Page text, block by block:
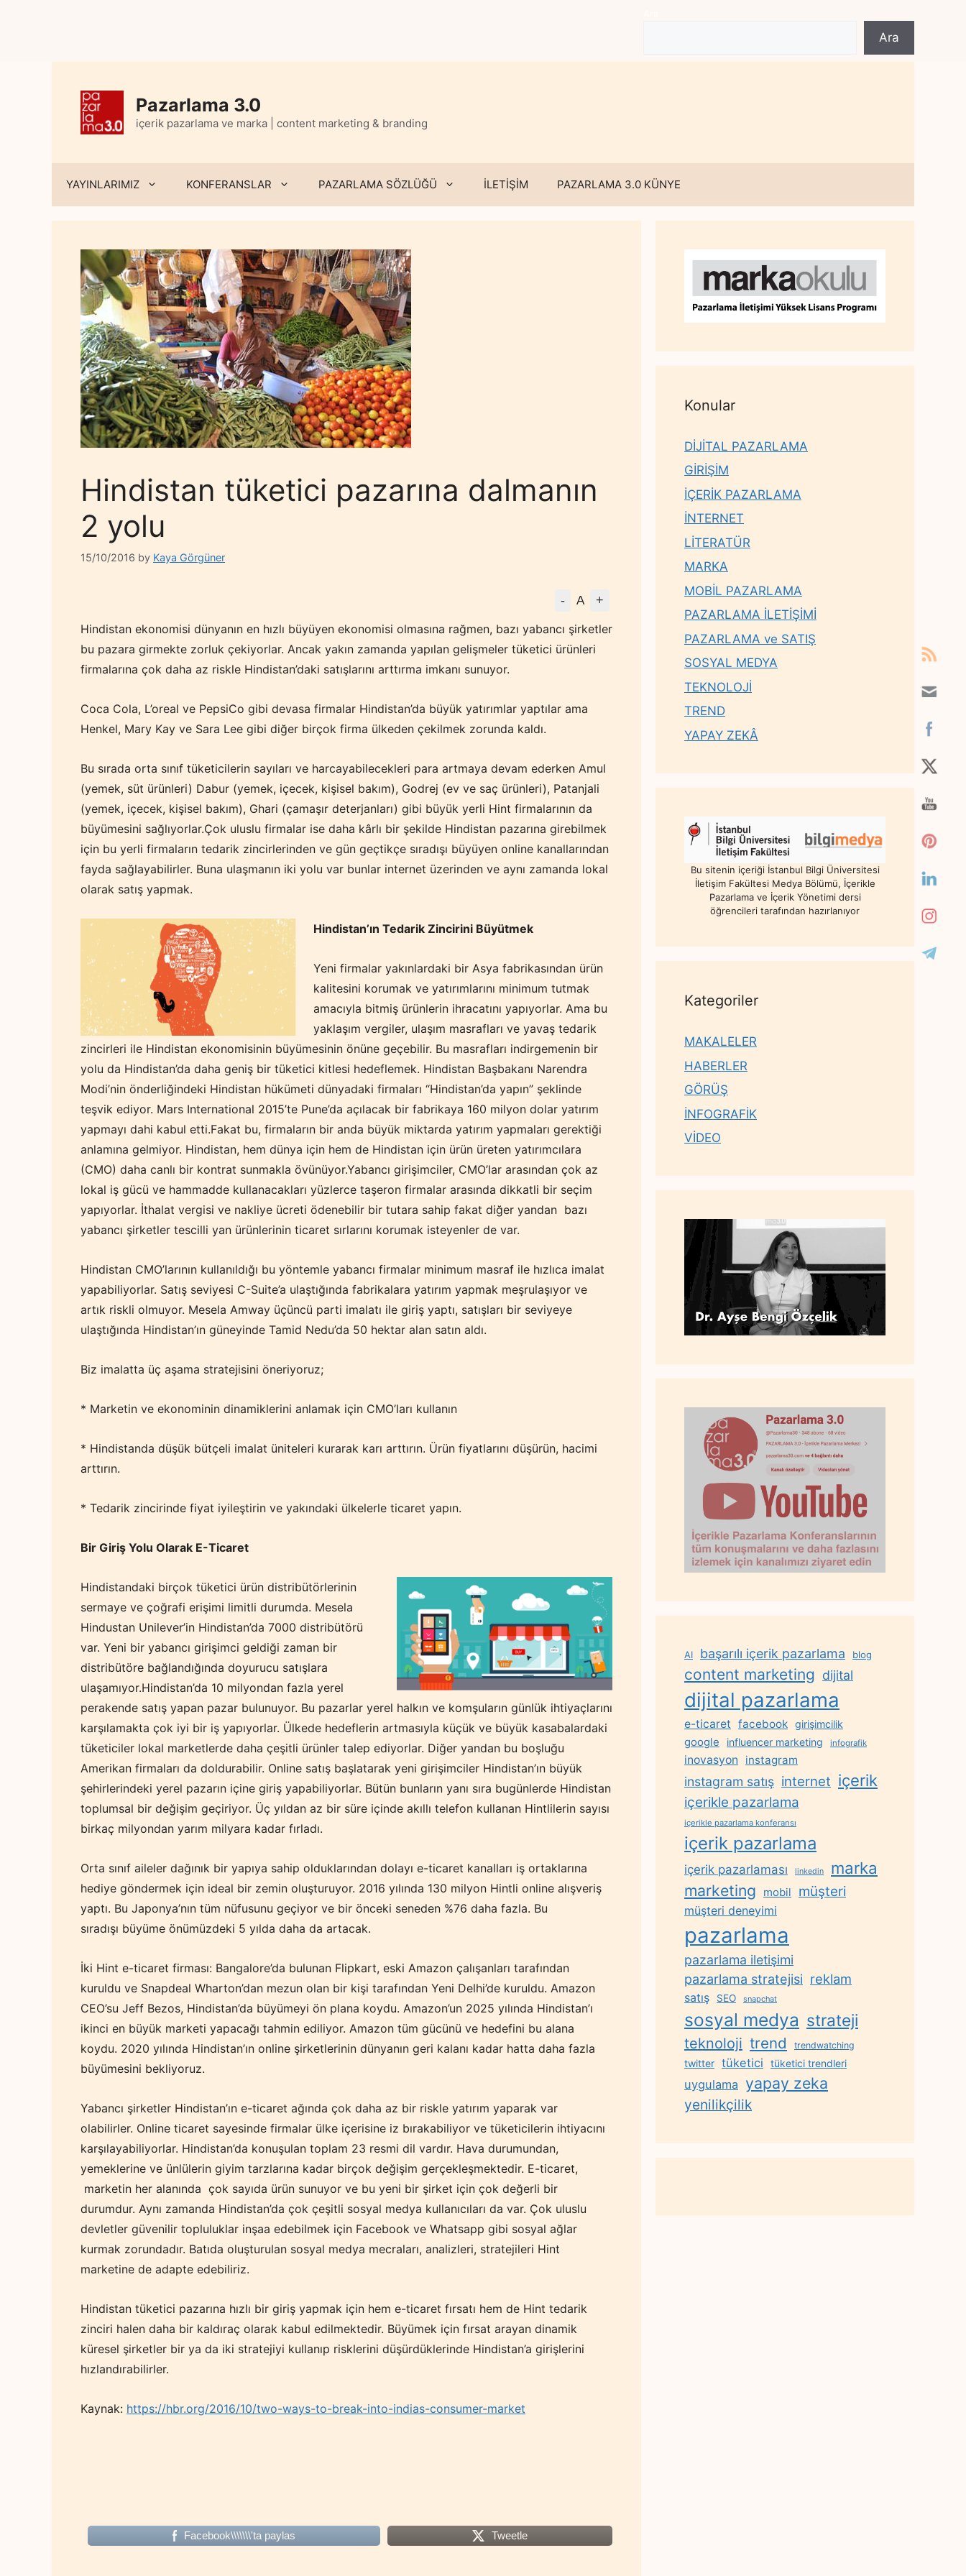
Ara
Pazarlama 3.0
içerik pazarlama ve marka | content marketing & branding
YAYINLARIMIZ KONFERANSLAR PAZARLAMA SÖZLÜĞÜ İLETİŞİM PAZARLAMA 3.0 KÜNYE
Hindistan tüketici pazarına dalmanın
2 yolu
15/10/2016 by Kaya Görgüner
- A
+
Hindistan ekonomisi dünyanın en hızlı büyüyen ekonomisi olmasına rağmen, bazı yabancı şirketler
bu pazara girmekte zorluk çekiyorlar. Ancak yakın zamanda yapılan gelişmeler tüketici ürünleri
firmalarına çok daha az riskle Hindistan’daki satışlarını arttırma imkanı sunuyor.
Coca Cola, L’oreal ve PepsiCo gibi devasa firmalar Hindistan’da büyük yatırımlar yaptılar ama
Henkel, Mary Kay ve Sara Lee gibi diğer birçok firma ülkeden çekilmek zorunda kaldı.
Bu sırada orta sınıf tüketicilerin sayıları ve harcayabilecekleri para artmaya devam ederken Amul
(yemek, süt ürünleri) Dabur (yemek, içecek, kişisel bakım), Godrej (ev ve saç ürünleri), Patanjali
(yemek, içecek, kişisel bakım), Ghari (çamaşır deterjanları) gibi büyük yerli Hint firmalarının da
büyümesini sağlıyorlar.Çok uluslu firmalar ise daha kârlı bir şekilde Hindistan pazarına girebilmek
için bu yerli firmaların tedarik zincirlerinden ve gün geçtikçe sıradışı büyüyen online kanallarından
fayda sağlayabilirler. Buna ulaşmanın iki yolu var bunlar internet üzerinden ve aynı zamanda lokal
olarak satış yapmak.
Hindistan’ın Tedarik Zincirini Büyütmek
Yeni firmalar yakınlardaki bir Asya fabrikasından ürün
kalitesini korumak ve yatırımlarını minimum tutmak
amacıyla bitmiş ürünlerin ihracatını yapıyorlar. Ama bu
yaklaşım vergiler, ulaşım masrafları ve yavaş tedarik
zincirleri ile Hindistan ekonomisinin büyümesinin önüne geçebilir. Bu masrafları indirgemenin bir
yolu da Hindistan’da daha geniş bir tüketici kitlesi hedeflemek. Hindistan Başbakanı Narendra
Modi’nin önderliğindeki Hindistan hükümeti dünyadaki firmaları “Hindistan’da yapın” şeklinde
teşvik ediyor. Mars International 2015’te Pune’da açılacak bir fabrikaya 160 milyon dolar yatırım
yapmayı dahi kabul etti.Fakat bu, firmaların bir anda büyük miktarda yatırım yapmaları gerektiği
anlamına gelmiyor. Hindistan, hem dünya için hem de Hindistan için ürün üreten yatırımcılara
(CMO) daha canlı bir kontrat sunmakla övünüyor.Yabancı girişimciler, CMO’lar arasından çok az
lokal iş gücü ve hammadde kullanacakları yüzlerce taşeron firmalar arasında dikkatli bir seçim
yapıyorlar. İthalat vergisi ve nakliye ücreti ödenebilir bir tutara sahip fakat diğer yandan bazı
yabancı şirketler tescilli yan ürünlerinin ticaret sırlarını korumak isteyenler de var.
Hindistan CMO’larının kullanıldığı bu yöntemle yabancı firmalar minimum masraf ile hızlıca imalat
yapabiliyorlar. Satış seviyesi C-Suite’a ulaştığında fabrikalara yatırım yapmak meşrulaşıyor ve
artık riskli olmuyor. Mesela Amway üçüncü parti imalatı ile giriş yaptı, satışları bir seviyeye
ulaştığında Hindistan’ın güneyinde Tamid Nedu’da 50 hektar alan satın aldı.
Biz imalatta üç aşama stratejisini öneriyoruz;
* Marketin ve ekonominin dinamiklerini anlamak için CMO’ları kullanın
* Hindistanda düşük bütçeli imalat üniteleri kurarak karı arttırın. Ürün fiyatlarını düşürün, hacimi
arttırın.
* Tedarik zincirinde fiyat iyileştirin ve yakındaki ülkelerle ticaret yapın.
Bir Giriş Yolu Olarak E-Ticaret
Hindistandaki birçok tüketici ürün distribütörlerinin
sermaye ve çoğrafi erişimi limitli durumda. Mesela
Hindustan Unilever’in Hindistan’da 7000 distribütörü
var. Yeni bir yabancı girişimci geldiği zaman bir
distribütöre bağlandığında doyurucu satışlara
ulaşamıyor.Hindistan’da 10 milyondan fazla yerel
perakende satış yapan pazar bulunuyor. Bu pazarlar yerel halkın ve komşuların günlük ihtiyaçlarını
karşılamakta çok iyi bir iş yapıyorlar. Ülkede hedeflerin artmasıyla küçük ve büyük kasabalardaki
tüketiciler lokal marketlerde daha çeşitli ürünler talep ediyorlar. Diğer yandan bu boşluğu
Amerikan firmaları da doldurabilir. Online satış başlatarak yeni girişimciler Hindistan’ın büyük
şehirlerindeki yerel pazarın içine giriş yapabiliyorlar. Bütün bunların yanı sıra bugünlerde Hindistan
toplumsal bir değişim geçiriyor. Üç yıldan az bir süre içinde akıllı telefon kullanan Hintlilerin sayısı
birkaç milyondan yarım milyara kadar fırladı.
Orta sınıf aileler dağınık bir yapıya sahip olduklarından dolayı e-ticaret kanalları iş ortaklarına
hediye göndermek için ideal bir zemin oluşturuyor. 2016 yılında 130 milyon Hintli online alışveriş
yaptı. Bu Japonya’nın tüm nüfusunu geçiyor ve bir önceki seneden %76 daha fazla. Bu
sıradışı büyüme önümüzdeki 5 yılda daha da artacak.
İki Hint e-ticaret firması: Bangalore’da bulunan Flipkart, eski Amazon çalışanları tarafından
kuruldu ve Snapdeal Wharton’dan mezun olan bir kişi tarafından Yeni Delhi’de kuruldu. Amazon
CEO’su Jeff Bezos, Hindistan’da büyümeyi ön plana koydu. Amazon’un 2025 yılında Hindistan’ı
ikinci en büyük marketi yapacağı tahmin ediliyor. Amazon tüm gücünü ve hedefini bu alana
koydu. 2020 yılında Hindistan’ın online şirketlerinin dünyanın geri kalanı kadar hatta daha fazla
büyümesini bekliyoruz.
Yabancı şirketler Hindistan’ın e-ticaret ağında çok daha az bir riskle yatırım yaparak var
olabilirler. Online ticaret sayesinde firmalar ülke içerisine iz bırakabiliyor ve tüketicilerin ihtiyacını
karşılayabiliyorlar. Hindistan’da konuşulan toplam 23 resmi dil vardır. Hava durumundan,
yemeklerine ve ünlülerin giyim tarzlarına kadar birçok değişim gerçekleşmektedir. E-ticaret,
marketin her alanında çok sayıda ürün sunuyor ve bu yeni bir şirket için çok değerli bir
durumdur. Aynı zamanda Hindistan’da çok çeşitli sosyal medya kullanıcıları da var. Çok uluslu
devletler güvenilir topluluklar inşaa edebilmek için Facebook ve Whatsapp gibi sosyal ağlar
kurmak zorundadır. Batıda oluşturulan sosyal medya mecraları, analizleri, stratejileri Hint
marketine de adapte edebiliriz.
Hindistan tüketici pazarına hızlı bir giriş yapmak için hem e-ticaret fırsatı hem de Hint tedarik
zinciri halen daha bir kaldıraç olarak kabul edilmektedir. Büyümek için fırsat arayan dinamik
küresel şirketler bir ya da iki stratejiyi kullanıp risklerini düşürdüklerinde Hindistan’a girişlerini
hızlandırabilirler.
Kaynak: https://hbr.org/2016/10/two-ways-to-break-into-indias-consumer-market
Facebook\\\\\\\'ta paylas Tweetle
Konular
DİJİTAL PAZARLAMA
GİRİŞİM
İÇERİK PAZARLAMA
İNTERNET
LİTERATÜR
MARKA
MOBİL PAZARLAMA
PAZARLAMA İLETİŞİMİ
PAZARLAMA ve SATIŞ
SOSYAL MEDYA
TEKNOLOJİ
TREND
YAPAY ZEKÂ
Bu sitenin içeriği İstanbul Bilgi Üniversitesi
İletişim Fakültesi Medya Bölümü, İçerikle
Pazarlama ve İçerik Yönetimi dersi
öğrencileri tarafından hazırlanıyor
Kategoriler
MAKALELER
HABERLER
GÖRÜŞ
İNFOGRAFİK
VİDEO
AI başarılı içerik pazarlama blog
content marketing dijital
dijital pazarlama
e-ticaret facebook girişimcilik
google influencer marketing infografik
inovasyon instagram
instagram satış internet içerik
içerikle pazarlama
içerikle pazarlama konferansı
içerik pazarlama
içerik pazarlaması linkedin marka
marketing mobil müşteri
müşteri deneyimi
pazarlama
pazarlama iletişimi
pazarlama stratejisi reklam
satış SEO snapchat
sosyal medya strateji
teknoloji trend trendwatching
twitter tüketici tüketici trendleri
uygulama yapay zeka
yenilikçilik